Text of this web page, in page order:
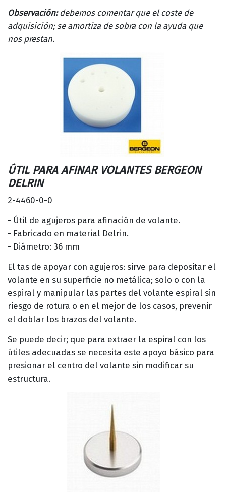
Observación:debemos comentar que el coste de
adquisición; se amortiza de sobra con la ayuda que
nos prestan.
ÚTIL PARA AFINAR VOLANTES BERGEON
DELRIN
2-4460-0-0
- Útil de agujeros para afinación de volante.
- Fabricado en material Delrin.
- Diámetro: 36 mm
El tas de apoyar con agujeros: sirve para depositar el
volante en su superficie no metálica; solo o con la
espiral y manipular las partes del volante espiral sin
riesgo de rotura o en el mejor de los casos, prevenir
el doblar los brazos del volante.
Se puede decir; que para extraer la espiral con los
útiles adecuadas se necesita este apoyo básico para
presionar el centro del volante sin modificar su
estructura.